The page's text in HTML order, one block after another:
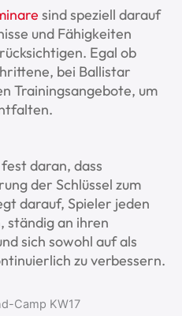
sind speziell darauf
und Fähigkeiten
Egal ob
bei Ballistar
Trainingsangebote, um
daran, dass
der Schlüssel zum
darauf, Spieler jeden
ständig an ihren
sich sowohl auf als
zu verbessern.